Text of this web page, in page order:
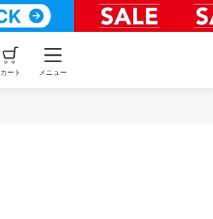
カート メニュー